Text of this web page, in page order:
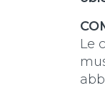
Le